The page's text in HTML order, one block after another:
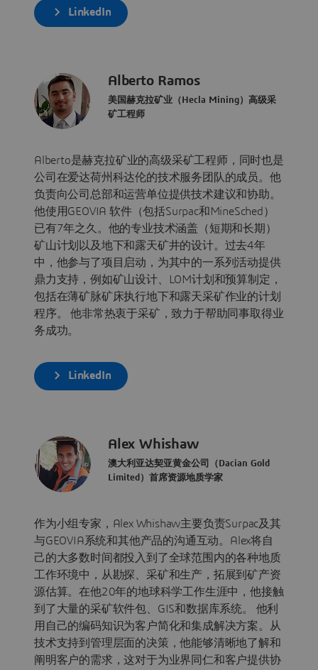
LinkedIn
Alberto Ramos
美国赫克拉矿业（Hecla Mining）高级采
矿工程师
Alberto是赫克拉矿业的高级采矿工程师，同时也是
公司在爱达荷州科达伦的技术服务团队的成员。他
负责向公司总部和运营单位提供技术建议和协助。
他使用GEOVIA 软件（包括Surpac和MineSched）
已有7年之久。他的专业技术涵盖（短期和长期）
矿山计划以及地下和露天矿井的设计。过去4年
中，他参与了项目启动，为其中的一系列活动提供
鼎力支持，例如矿山设计、LOM计划和预算制定，
包括在薄矿脉矿床执行地下和露天采矿作业的计划
程序。 他非常热衷于采矿，致力于帮助同事取得业
务成功。
LinkedIn
Alex Whishaw
澳大利亚达契亚黄金公司（Dacian Gold
Limited）首席资源地质学家
作为小组专家，Alex Whishaw主要负责Surpac及其
与GEOVIA系统和其他产品的沟通互动。Alex将自
己的大多数时间都投入到了全球范围内的各种地质
工作环境中，从勘探、采矿和生产，拓展到矿产资
源估算。在他20年的地球科学工作生涯中，他接触
到了大量的采矿软件包、GIS和数据库系统。 他利
用自己的编码知识为客户简化和集成解决方案。从
技术支持到管理层面的决策，他能够清晰地了解和
阐明客户的需求，这对于为业界同仁和客户提供协